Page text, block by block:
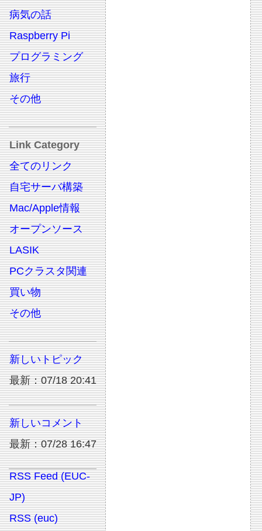
病気の話
Raspberry Pi
プログラミング
旅行
その他
Link Category
全てのリンク
自宅サーバ構築
Mac/Apple情報
オープンソース
LASIK
PCクラスタ関連
買い物
その他
新しいトピック
最新：07/18 20:41
新しいコメント
最新：07/28 16:47
RSS Feed (EUC-
JP)
RSS (euc)